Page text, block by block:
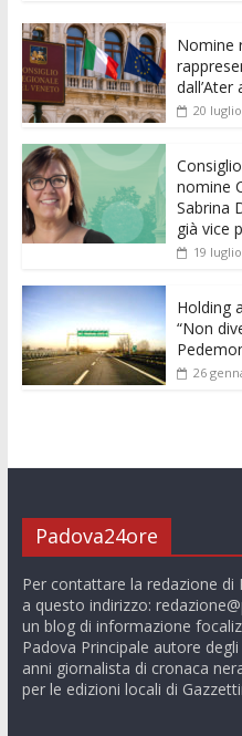
e
b
o
o
k
itt
er l s
A
p
p
Nomine
dall’Ater
20
nomine
Sabrina
già vice
19
Holding
“Non
26
Padova24ore
Per contattare la redazione di
a questo indirizzo:
un blog di informazione
Padova Principale autore
anni giornalista di cronaca
per le edizioni locali di